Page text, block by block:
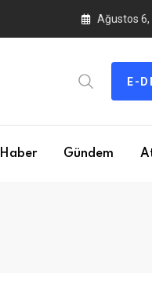
Ağustos 6,
E-
Haber Gündem